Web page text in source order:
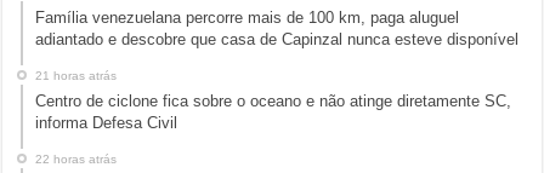
Família venezuelana percorre mais de 100 km, paga aluguel
adiantado e descobre que casa de Capinzal nunca esteve disponível
21 horas atrás
Centro de ciclone fica sobre o oceano e não atinge diretamente SC,
informa Defesa Civil
22 horas atrás